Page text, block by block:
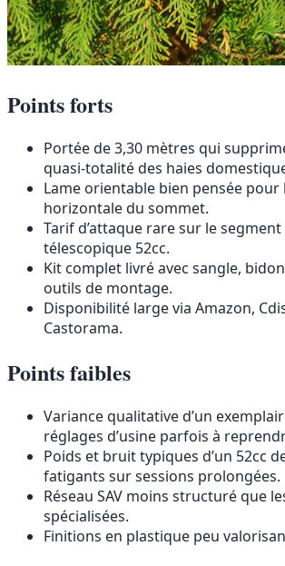
Points forts
Portée de 3,30 mètres qui
quasi-totalité des haies
Lame orientable bien pensée pour
horizontale du sommet.
Tarif d’attaque rare sur le
télescopique 52cc.
Kit complet livré avec sangle,
outils de montage.
Disponibilité large via Amazon,
Castorama.
Points faibles
Variance qualitative d’un
réglages d’usine parfois à
Poids et bruit typiques d’un 52cc
fatigants sur sessions prolongées.
Réseau SAV moins structuré que
spécialisées.
Finitions en plastique peu